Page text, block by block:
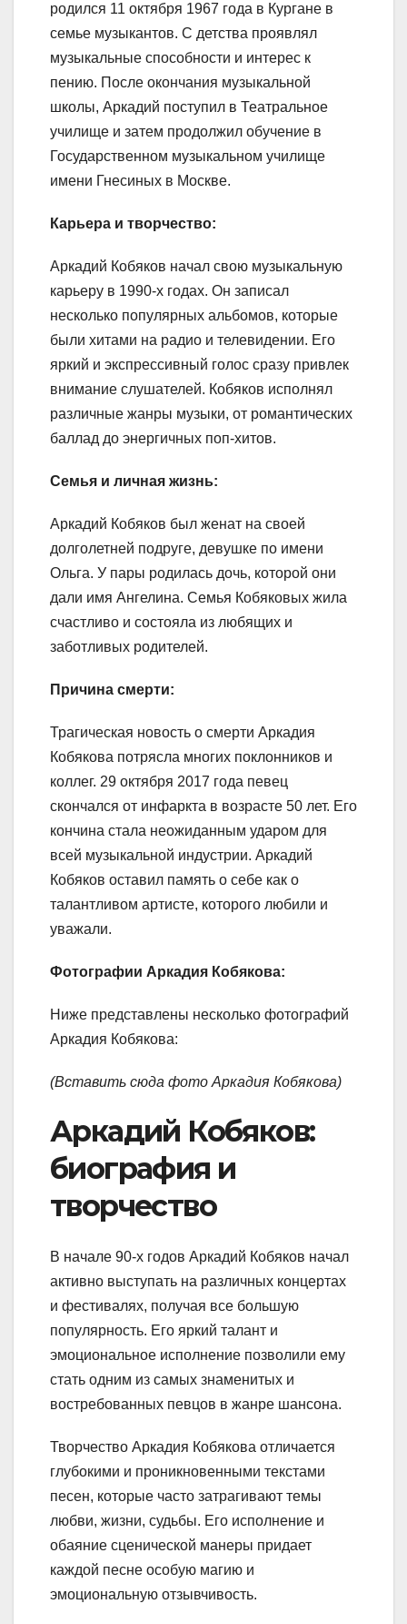
родился 11 октября 1967 года в Кургане в
семье музыкантов. С детства проявлял
музыкальные способности и интерес к
пению. После окончания музыкальной
школы, Аркадий поступил в Театральное
училище и затем продолжил обучение в
Государственном музыкальном училище
имени Гнесиных в Москве.
Карьера и творчество:
Аркадий Кобяков начал свою музыкальную
карьеру в 1990-х годах. Он записал
несколько популярных альбомов, которые
были хитами на радио и телевидении. Его
яркий и экспрессивный голос сразу привлек
внимание слушателей. Кобяков исполнял
различные жанры музыки, от романтических
баллад до энергичных поп-хитов.
Семья и личная жизнь:
Аркадий Кобяков был женат на своей
долголетней подруге, девушке по имени
Ольга. У пары родилась дочь, которой они
дали имя Ангелина. Семья Кобяковых жила
счастливо и состояла из любящих и
заботливых родителей.
Причина смерти:
Трагическая новость о смерти Аркадия
Кобякова потрясла многих поклонников и
коллег. 29 октября 2017 года певец
скончался от инфаркта в возрасте 50 лет. Его
кончина стала неожиданным ударом для
всей музыкальной индустрии. Аркадий
Кобяков оставил память о себе как о
талантливом артисте, которого любили и
уважали.
Фотографии Аркадия Кобякова:
Ниже представлены несколько фотографий
Аркадия Кобякова:
(Вставить сюда фото Аркадия Кобякова)
Аркадий Кобяков:
биография и
творчество
В начале 90-х годов Аркадий Кобяков начал
активно выступать на различных концертах
и фестивалях, получая все большую
популярность. Его яркий талант и
эмоциональное исполнение позволили ему
стать одним из самых знаменитых и
востребованных певцов в жанре шансона.
Творчество Аркадия Кобякова отличается
глубокими и проникновенными текстами
песен, которые часто затрагивают темы
любви, жизни, судьбы. Его исполнение и
обаяние сценической манеры придает
каждой песне особую магию и
эмоциональную отзывчивость.